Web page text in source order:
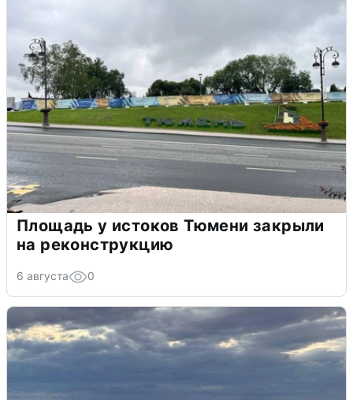
Площадь у истоков Тюмени закрыли
на реконструкцию
6 августа 0